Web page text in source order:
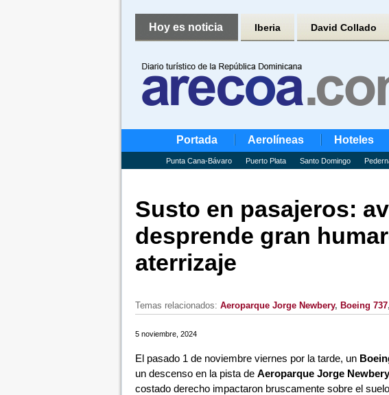
Hoy es noticia Iberia David Collado
Portada Aerolíneas Hoteles
Punta Cana-Bávaro Puerto Plata Santo Domingo
Susto en pasajeros:
desprende gran
aterrizaje
Temas relacionados: Aeroparque Jorge Newbery, Boeing 737,
5 noviembre, 2024
El pasado 1 de noviembre viernes por la tarde, un
un descenso en la pista de Aeroparque Jorge Newbery
costado derecho impactaron bruscamente sobre el